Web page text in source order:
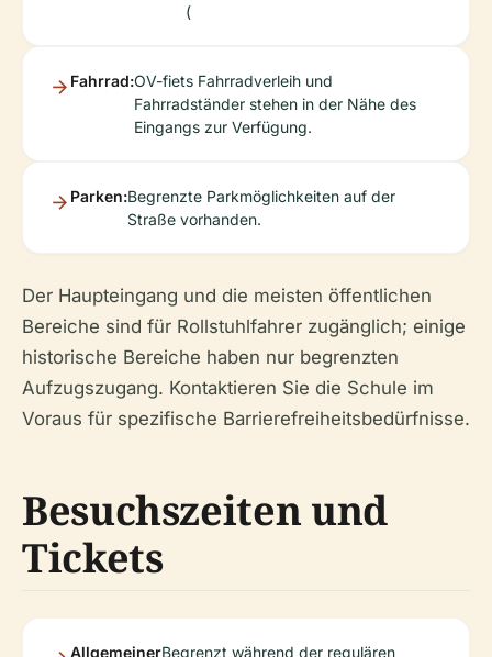
(
Fahrrad:OV-fiets Fahrradverleih und
Fahrradständer stehen in der Nähe des
Eingangs zur Verfügung.
Parken:Begrenzte Parkmöglichkeiten auf der
Straße vorhanden.
Der Haupteingang und die meisten öffentlichen
Bereiche sind für Rollstuhlfahrer zugänglich; einige
historische Bereiche haben nur begrenzten
Aufzugszugang. Kontaktieren Sie die Schule im
Voraus für spezifische Barrierefreiheitsbedürfnisse.
Besuchszeiten und
Tickets
AllgemeinerBegrenzt während der regulären